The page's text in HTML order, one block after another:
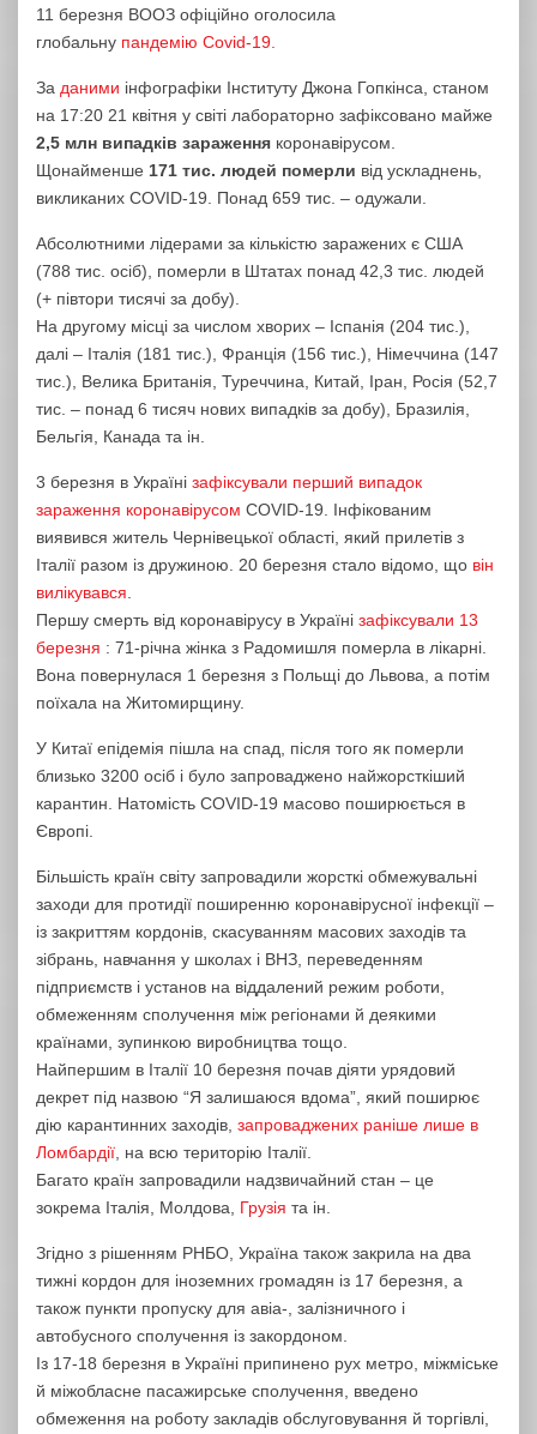
11 березня ВООЗ офіційно оголосила
глобальну пандемію Covid-19.
За даними інфографіки Інституту Джона Гопкінса, станом
на 17:20 21 квітня у світі лабораторно зафіксовано майже
2,5 млн випадків зараження коронавірусом.
Щонайменше 171 тис. людей померли від ускладнень,
викликаних COVID-19. Понад 659 тис. – одужали.
Абсолютними лідерами за кількістю заражених є США
(788 тис. осіб), померли в Штатах понад 42,3 тис. людей
(+ півтори тисячі за добу).
На другому місці за числом хворих – Іспанія (204 тис.),
далі – Італія (181 тис.), Франція (156 тис.), Німеччина (147
тис.), Велика Британія, Туреччина, Китай, Іран, Росія (52,7
тис. – понад 6 тисяч нових випадків за добу), Бразилія,
Бельгія, Канада та ін.
3 березня в Україні зафіксували перший випадок
зараження коронавірусом COVID-19. Інфікованим
виявився житель Чернівецької області, який прилетів з
Італії разом із дружиною. 20 березня стало відомо, що він
вилікувався
Першу смерть від коронавірусу в Україні зафіксували 13
березня : 71-річна жінка з Радомишля померла в лікарні.
Вона повернулася 1 березня з Польщі до Львова, а потім
поїхала на Житомирщину.
У Китаї епідемія пішла на спад, після того як померли
близько 3200 осіб і було запроваджено найжорсткіший
карантин. Натомість COVID-19 масово поширюється в
Європі.
Більшість країн світу запровадили жорсткі обмежувальні
заходи для протидії поширенню коронавірусної інфекції –
із закриттям кордонів, скасуванням масових заходів та
зібрань, навчання у школах і ВНЗ, переведенням
підприємств і установ на віддалений режим роботи,
обмеженням сполучення між регіонами й деякими
країнами, зупинкою виробництва тощо.
Найпершим в Італії 10 березня почав діяти урядовий
декрет під назвою “Я залишаюся вдома”, який поширює
дію карантинних заходів, запроваджених раніше лише в
Ломбардії , на всю територію Італії.
Багато країн запровадили надзвичайний стан – це
зокрема Італія, Молдова, Грузія та ін.
Згідно з рішенням РНБО, Україна також закрила на два
тижні кордон для іноземних громадян із 17 березня, а
також пункти пропуску для авіа-, залізничного і
автобусного сполучення із закордоном.
Із 17-18 березня в Україні припинено рух метро, міжміське
й міжобласне пасажирське сполучення, введено
обмеження на роботу закладів обслуговування й торгівлі,